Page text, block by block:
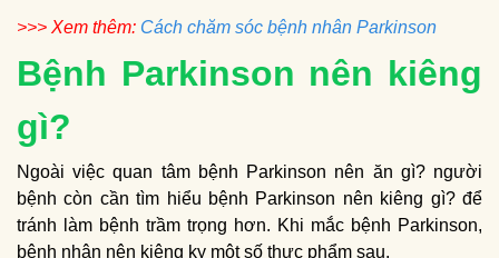
>>> Xem thêm: Cách chăm sóc bệnh nhân Parkinson
Bệnh Parkinson nên kiêng
gì?
Ngoài việc quan tâm bệnh Parkinson nên ăn gì? người
bệnh còn cần tìm hiểu bệnh Parkinson nên kiêng gì? để
tránh làm bệnh trầm trọng hơn. Khi mắc bệnh Parkinson,
bệnh nhân nên kiêng kỵ một số thực phẩm sau.